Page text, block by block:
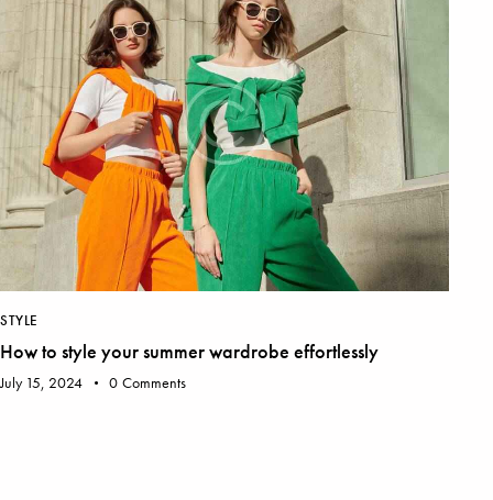
STYLE
How to style your summer wardrobe effortlessly
July 15, 2024 0 Comments